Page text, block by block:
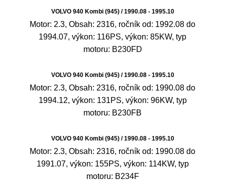
VOLVO 940 Kombi (945) / 1990.08 - 1995.10
Motor: 2.3, Obsah: 2316, ročník od: 1992.08 do
1994.07, výkon: 116PS, výkon: 85KW, typ
motoru: B230FD
VOLVO 940 Kombi (945) / 1990.08 - 1995.10
Motor: 2.3, Obsah: 2316, ročník od: 1990.08 do
1994.12, výkon: 131PS, výkon: 96KW, typ
motoru: B230FB
VOLVO 940 Kombi (945) / 1990.08 - 1995.10
Motor: 2.3, Obsah: 2316, ročník od: 1990.08 do
1991.07, výkon: 155PS, výkon: 114KW, typ
motoru: B234F